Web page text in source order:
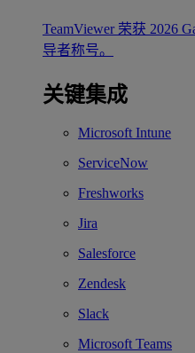
TeamViewer 荣获 2026
导者称号。
关键集成
Microsoft Intune
ServiceNow
Freshworks
Jira
Salesforce
Zendesk
Slack
Microsoft Teams